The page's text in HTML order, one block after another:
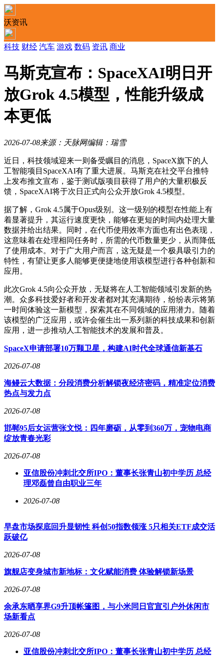
沃资讯
科技 财经 汽车 游戏 数码 资讯 商业
马斯克宣布：SpaceXAI明日开
放Grok 4.5模型，性能升级成
本更低
2026-07-08来源：天脉网编辑：瑞雪
近日，科技领域迎来一则备受瞩目的消息，SpaceX旗下的人
工智能项目SpaceXAI有了重大进展。马斯克在社交平台推特
上发布推文宣布，鉴于测试版项目获得了用户的大量积极反
馈，SpaceXAI将于次日正式向公众开放Grok 4.5模型。
据了解，Grok 4.5属于Opus级别。这一级别的模型在性能上有
着显著提升，其运行速度更快，能够在更短的时间内处理大量
数据并给出结果。同时，在代币使用效率方面也有出色表现，
这意味着在处理相同任务时，所需的代币数量更少，从而降低
了使用成本。对于广大用户而言，这无疑是一个极具吸引力的
特性，有望让更多人能够更便捷地使用该模型进行各种创新和
应用。
此次Grok 4.5向公众开放，无疑将在人工智能领域引发新的热
潮。众多科技爱好者和开发者都对其充满期待，纷纷表示将第
一时间体验这一新模型，探索其在不同领域的应用潜力。随着
该模型的广泛应用，或许会催生出一系列新的科技成果和创新
应用，进一步推动人工智能技术的发展和普及。
SpaceX申请部署10万颗卫星，构建AI时代全球通信新基石
2026-07-08
海鳗云大数据：分段消费分析解锁夜经济密码，精准定位消费
热点与发力点
2026-07-08
邯郸95后女运营张文悦：四年磨砺，从零到360万，宠物电商
绽放青春光彩
2026-07-08
亚信股份冲刺北交所IPO：董事长张青山初中学历 总经
理邓磊曾自由职业三年
2026-07-08
早盘市场探底回升显韧性 科创50指数领涨 5只相关ETF成交活
跃破亿
2026-07-08
旗舰店变身城市新地标：文化赋能消费 体验解锁新场景
2026-07-08
余承东晒享界G9升顶帐篷图，与小米同日官宣引户外休闲市
场新看点
2026-07-08
亚信股份冲刺北交所IPO：董事长张青山初中学历 总经